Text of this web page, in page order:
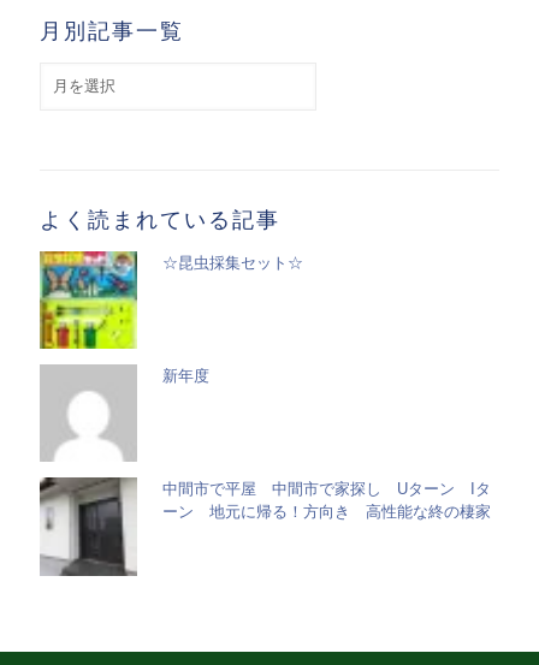
月別記事一覧
よく読まれている記事
☆昆虫採集セット☆
新年度
中間市で平屋 中間市で家探し Uターン Iタ
ーン 地元に帰る！方向き 高性能な終の棲家